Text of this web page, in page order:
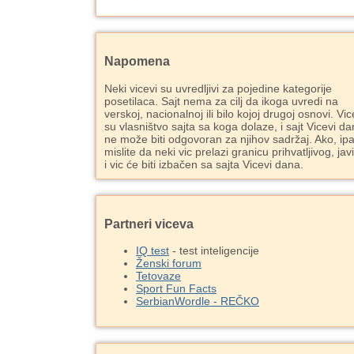
Napomena
Neki vicevi su uvredljivi za pojedine kategorije
posetilaca. Sajt nema za cilj da ikoga uvredi na
verskoj, nacionalnoj ili bilo kojoj drugoj osnovi.
su vlasništvo sajta sa koga dolaze, i sajt Vicevi
ne može biti odgovoran za njihov sadržaj. Ako,
mislite da neki vic prelazi granicu prihvatljivog,
i vic će biti izbačen sa sajta Vicevi dana.
Partneri viceva
IQ test - test inteligencije
Ženski forum
Tetovaze
Sport Fun Facts
SerbianWordle - REČKO